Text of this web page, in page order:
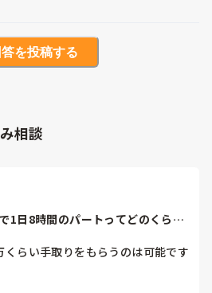
答を投稿する
相談
1日8時間のパートってどのくらい
らい手取りをもらうのは可能です
すが、施設と違い件数をたくさん